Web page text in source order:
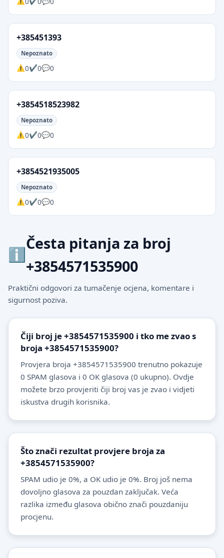
+385451393
Nepoznato
0 0 0
+3854518523982
Nepoznato
0 0 0
+3854521935005
Nepoznato
0 0 0
Česta pitanja za broj
+3854571535900
Praktični odgovori za tumačenje ocjena, komentare i
sigurnost poziva.
Čiji broj je +3854571535900 i tko me zvao s
broja +3854571535900?
Provjera broja +3854571535900 trenutno pokazuje
0 SPAM glasova i 0 OK glasova (0 ukupno). Ovdje
možete brzo provjeriti čiji broj vas je zvao i vidjeti
iskustva drugih korisnika.
Što znači rezultat provjere broja za
+3854571535900?
SPAM udio je 0%, a OK udio je 0%. Broj još nema
dovoljno glasova za pouzdan zaključak. Veća
razlika između glasova obično znači pouzdaniju
procjenu.